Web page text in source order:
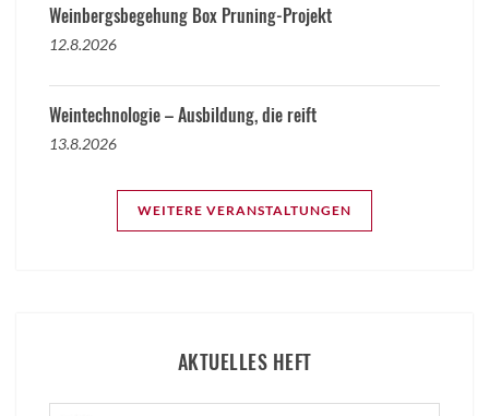
Weinbergsbegehung Box Pruning-Projekt
12.8.2026
Weintechnologie – Ausbildung, die reift
13.8.2026
WEITERE VERANSTALTUNGEN
AKTUELLES HEFT